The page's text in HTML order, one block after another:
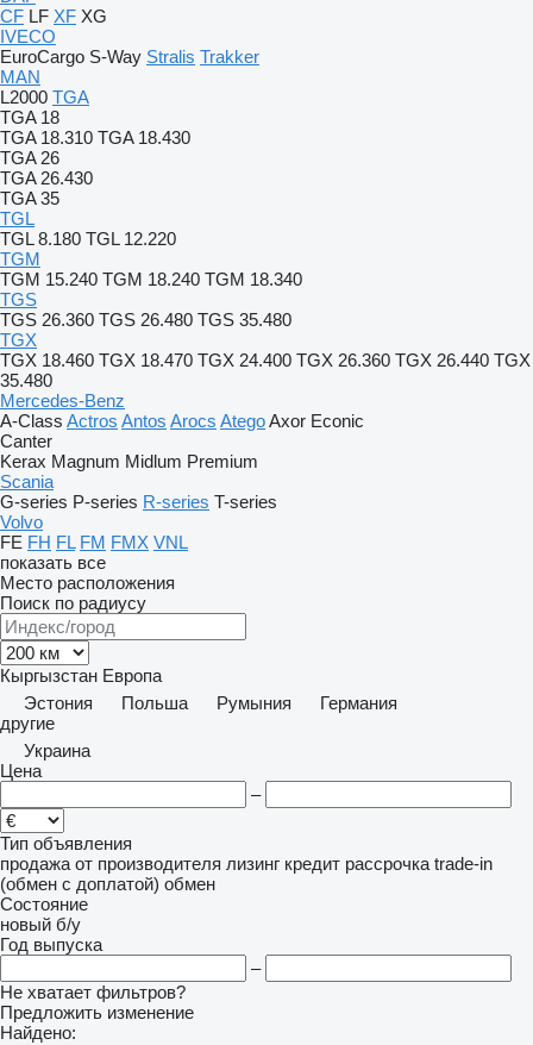
CF LF XF XG
IVECO
EuroCargo S-Way Stralis Trakker
MAN
L2000 TGA
TGA 18
TGA 18.310 TGA 18.430
TGA 26
TGA 26.430
TGA 35
TGL
TGL 8.180 TGL 12.220
TGM
TGM 15.240 TGM 18.240 TGM 18.340
TGS
TGS 26.360 TGS 26.480 TGS 35.480
TGX
TGX 18.460 TGX 18.470 TGX 24.400 TGX 26.360 TGX 26.440 TGX
35.480
Mercedes-Benz
A-Class Actros Antos Arocs AtegoAxor Econic
Canter
Kerax Magnum Midlum Premium
Scania
G-series P-series R-series T-series
Volvo
FE FH FL FM FMX VNL
показать все
Место расположения
Поиск по радиусу
Кыргызстан Европа
Эстония
Польша Румыния
Германия
другие
Украина
Цена
–
Тип объявления
продажа от производителя лизинг кредит рассрочка trade-in
(обмен с доплатой) обмен
Состояние
новый б/у
Год выпуска
–
Не хватает фильтров?
Предложить изменение
Найдено: